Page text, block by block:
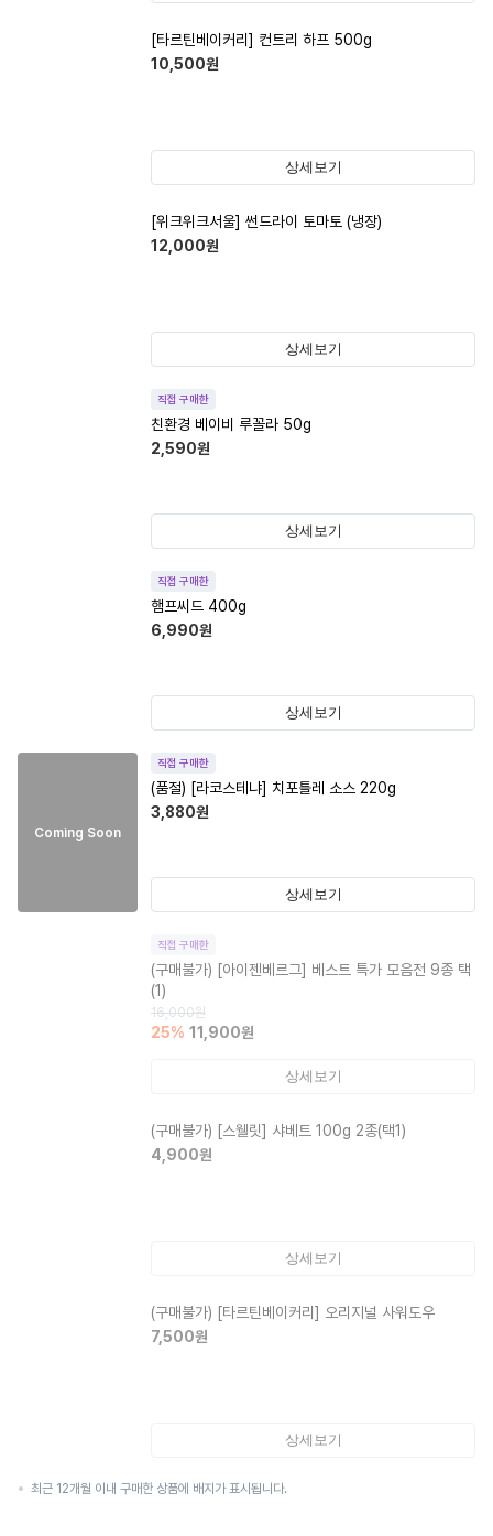
[타르틴베이커리] 컨트리 하프 500g
10,500원
상세보기
[위크위크서울] 썬드라이 토마토 (냉장)
12,000원
상세보기
직접 구매한
친환경 베이비 루꼴라 50g
2,590원
상세보기
직접 구매한
햄프씨드 400g
6,990원
상세보기
Coming Soon
직접 구매한
(품절) [라코스테냐] 치포틀레 소스 220g
3,880원
상세보기
직접 구매한
(구매불가) [아이젠베르그] 베스트 특가 모음전 9종 택
(1)
16,000원
25% 11,900원
상세보기
(구매불가) [스웰릿] 샤베트 100g 2종(택1)
4,900원
상세보기
(구매불가) [타르틴베이커리] 오리지널 사워도우
7,500원
상세보기
최근 12개월 이내 구매한 상품에 배지가 표시됩니다.